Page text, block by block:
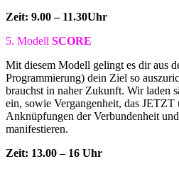
Zeit: 9.00 – 11.30Uhr
5. Modell SCORE
Mit diesem Modell gelingt es dir aus
Programmierung) dein Ziel so
brauchst in naher Zukunft. Wir laden
ein, sowie Vergangenheit, das
Anknüpfungen der Verbundenheit
manifestieren.
Zeit: 13.00 – 16 Uhr